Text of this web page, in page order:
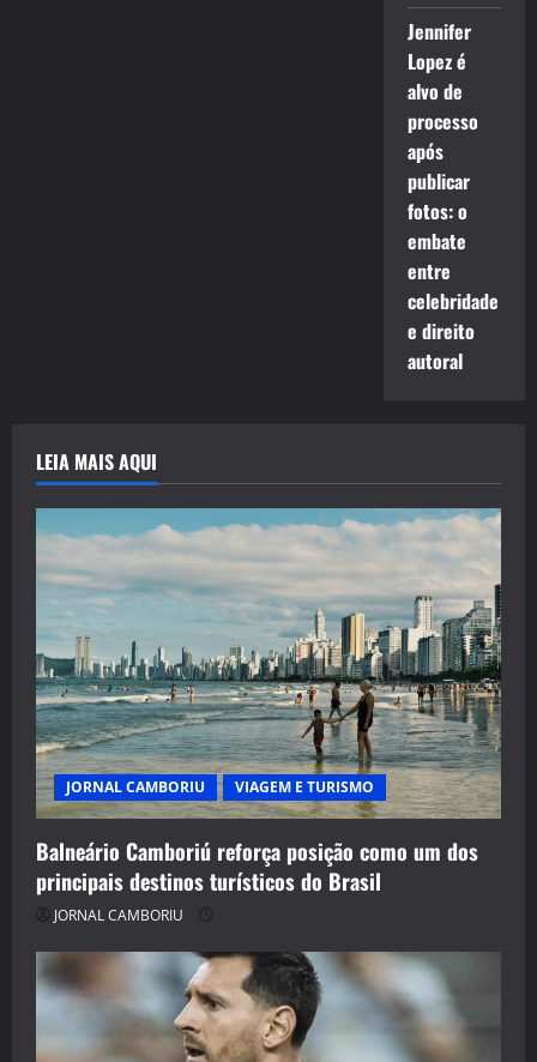
Jennifer
Lopez é
alvo de
processo
após
publicar
fotos: o
embate
entre
celebridade
e direito
autoral
LEIA MAIS AQUI
JORNAL CAMBORIU VIAGEM E TURISMO
Balneário Camboriú reforça posição como um dos
principais destinos turísticos do Brasil
JORNAL CAMBORIU